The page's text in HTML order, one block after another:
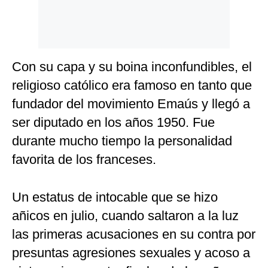
Con su capa y su boina inconfundibles, el
religioso católico era famoso en tanto que
fundador del movimiento Emaús y llegó a
ser diputado en los años 1950. Fue
durante mucho tiempo la personalidad
favorita de los franceses.
Un estatus de intocable que se hizo
añicos en julio, cuando saltaron a la luz
las primeras acusaciones en su contra por
presuntas agresiones sexuales y acoso a